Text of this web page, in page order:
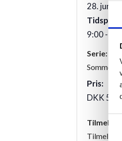
28. juni
Tidspunkt:
9:00 -
Serie:
Pris:
DKK
Tilmelding